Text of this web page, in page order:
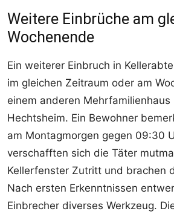
Weitere Einbrüche am
Wochenende
Ein weiterer Einbruch in
im gleichen Zeitraum oder am
einem anderen Mehrfamilienhaus
Hechtsheim. Ein Bewohner
am Montagmorgen gegen 09:30
verschafften sich die Täter
Kellerfenster Zutritt und brachen
Nach ersten Erkenntnissen
Einbrecher diverses Werkzeug.